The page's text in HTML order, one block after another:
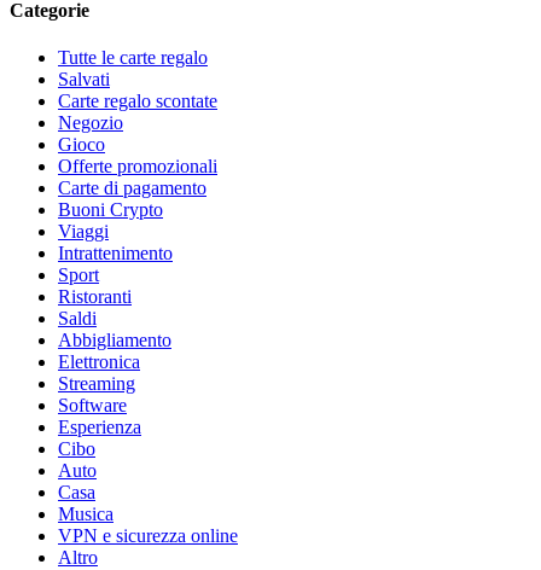
Categorie
Tutte le carte regalo
Salvati
Carte regalo scontate
Negozio
Gioco
Offerte promozionali
Carte di pagamento
Buoni Crypto
Viaggi
Intrattenimento
Sport
Ristoranti
Saldi
Abbigliamento
Elettronica
Streaming
Software
Esperienza
Cibo
Auto
Casa
Musica
VPN e sicurezza online
Altro